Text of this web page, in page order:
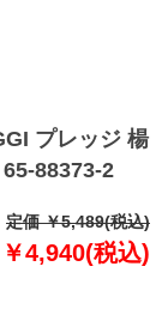
プレッジ 楊
88373-2
定価 ￥5,489(税込)
￥4,940(税込)